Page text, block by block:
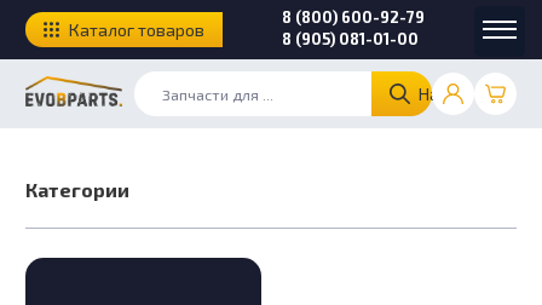
Найти
8 (800) 600-92-79
8 (905) 081-01-00
Каталог товаров
Категории